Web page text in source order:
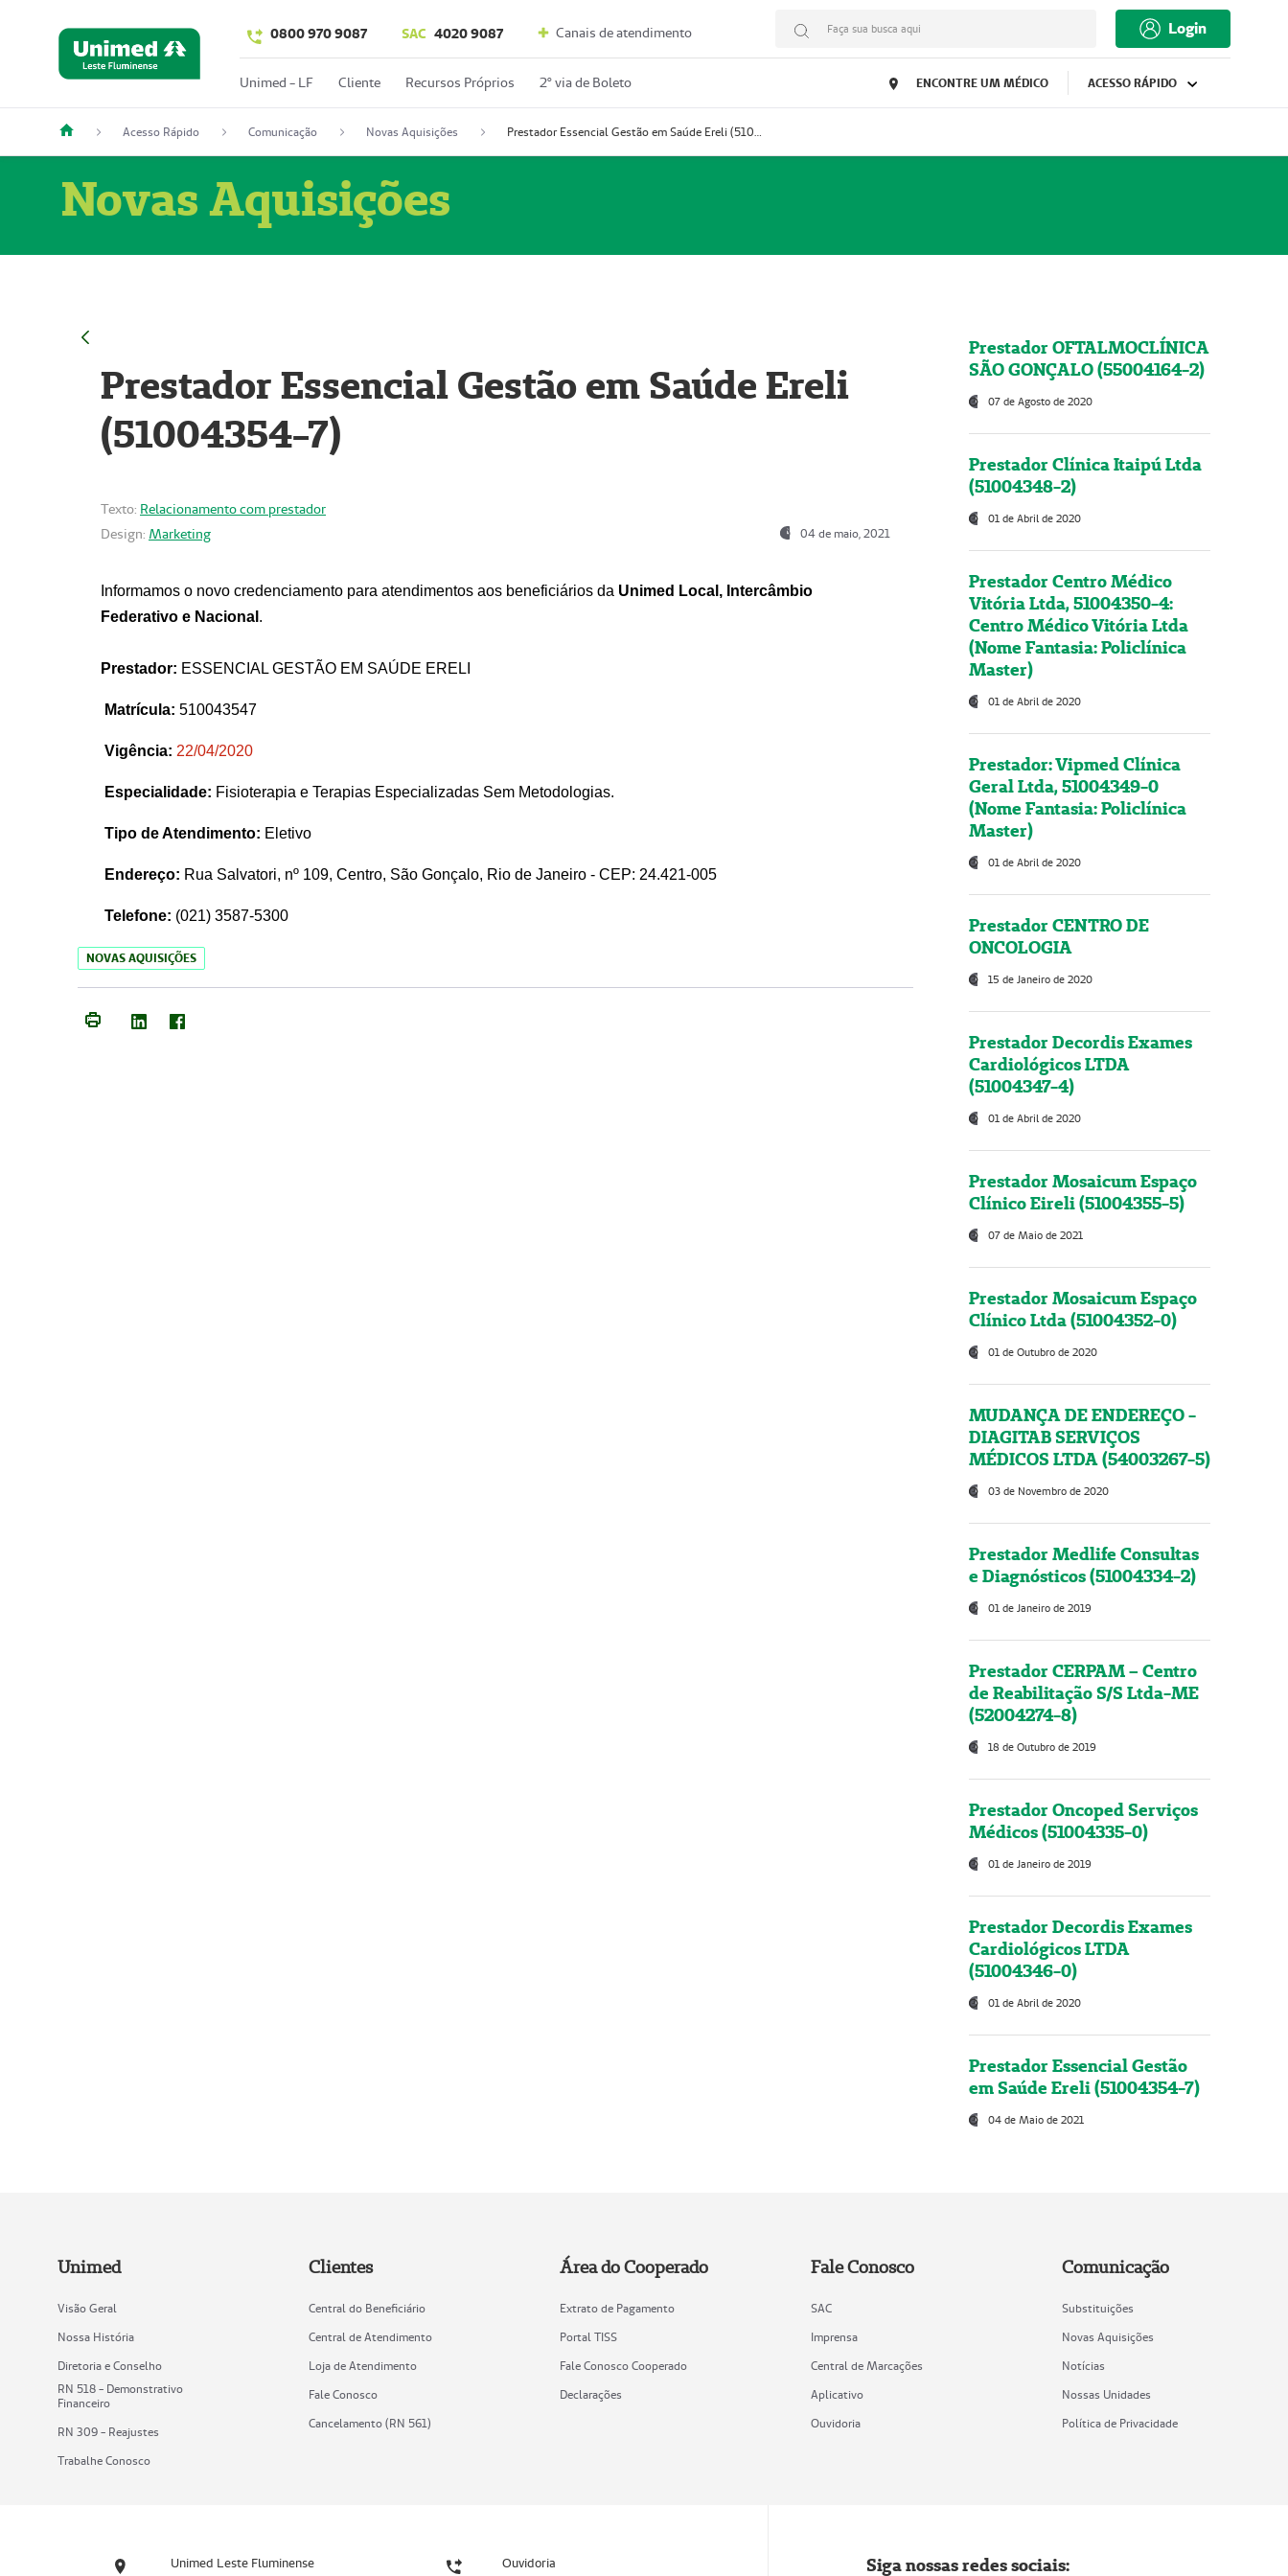
0800 970 9087 SAC 4020 9087 Canais de atendimento Faça sua busca aqui Login
Unimed - LF Cliente Recursos Próprios 2º via de Boleto ENCONTRE UM MÉDICO ACESSO RÁPIDO
Acesso Rápido Comunicação Novas Aquisições Prestador Essencial Gestão em Saúde Ereli (51004354-7)
Novas Aquisições
Prestador Essencial Gestão em Saúde Ereli
(51004354-7)
Texto: Relacionamento com prestador
Design: Marketing 04 de maio, 2021
Informamos o novo credenciamento para atendimentos aos beneficiários da Unimed Local, Intercâmbio
Federativo e Nacional .
Prestador: ESSENCIAL GESTÃO EM SAÚDE ERELI
Matrícula: 510043547
Vigência: 22/04/2020
Especialidade: Fisioterapia e Terapias Especializadas Sem Metodologias.
Tipo de Atendimento: Eletivo
Endereço: Rua Salvatori, nº 109, Centro, São Gonçalo, Rio de Janeiro - CEP: 24.421-005
Telefone: (021) 3587-5300
NOVAS AQUISIÇÕES
Prestador OFTALMOCLÍNICA
SÃO GONÇALO (55004164-2)
07 de Agosto de 2020
Prestador Clínica Itaipú Ltda
(51004348-2)
01 de Abril de 2020
Prestador Centro Médico
Vitória Ltda, 51004350-4:
Centro Médico Vitória Ltda
(Nome Fantasia: Policlínica
Master)
01 de Abril de 2020
Prestador: Vipmed Clínica
Geral Ltda, 51004349-0
(Nome Fantasia: Policlínica
Master)
01 de Abril de 2020
Prestador CENTRO DE
ONCOLOGIA
15 de Janeiro de 2020
Prestador Decordis Exames
Cardiológicos LTDA
(51004347-4)
01 de Abril de 2020
Prestador Mosaicum Espaço
Clínico Eireli (51004355-5)
07 de Maio de 2021
Prestador Mosaicum Espaço
Clínico Ltda (51004352-0)
01 de Outubro de 2020
MUDANÇA DE ENDEREÇO -
DIAGITAB SERVIÇOS
MÉDICOS LTDA (54003267-5)
03 de Novembro de 2020
Prestador Medlife Consultas
e Diagnósticos (51004334-2)
01 de Janeiro de 2019
Prestador CERPAM – Centro
de Reabilitação S/S Ltda-ME
(52004274-8)
18 de Outubro de 2019
Prestador Oncoped Serviços
Médicos (51004335-0)
01 de Janeiro de 2019
Prestador Decordis Exames
Cardiológicos LTDA
(51004346-0)
01 de Abril de 2020
Prestador Essencial Gestão
em Saúde Ereli (51004354-7)
04 de Maio de 2021
Unimed
Visão Geral
Nossa História
Diretoria e Conselho
RN 518 - Demonstrativo
Financeiro
RN 309 - Reajustes
Trabalhe Conosco
Clientes
Central do Beneficiário
Central de Atendimento
Loja de Atendimento
Fale Conosco
Cancelamento (RN 561)
Área do Cooperado
Extrato de Pagamento
Portal TISS
Fale Conosco Cooperado
Declarações
Fale Conosco
SAC
Imprensa
Central de Marcações
Aplicativo
Ouvidoria
Comunicação
Substituições
Novas Aquisições
Notícias
Nossas Unidades
Política de Privacidade
Unimed Leste Fluminense Ouvidoria Siga nossas redes sociais: